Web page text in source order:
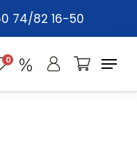
74/82 16-50
0